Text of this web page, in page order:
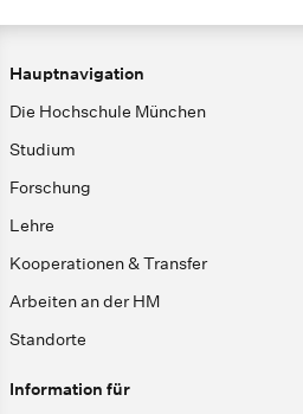
Hauptnavigation
Die Hochschule München
Studium
Forschung
Lehre
Kooperationen & Transfer
Arbeiten an der HM
Standorte
Information für